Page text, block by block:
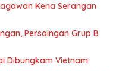
Kena Serangan
Persaingan Grup B
Dibungkam Vietnam